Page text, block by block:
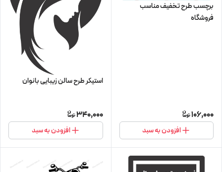
برچسب طرح تخفیف مناسب
فروشگاه
106,000
افزودن به سبد
استیکر طرح سالن زیبایی بانوان
340,000
افزودن به سبد